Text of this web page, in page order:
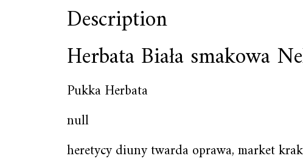
Description
Herbata Biała smakowa
Pukka Herbata
null
heretycy diuny twarda oprawa, market